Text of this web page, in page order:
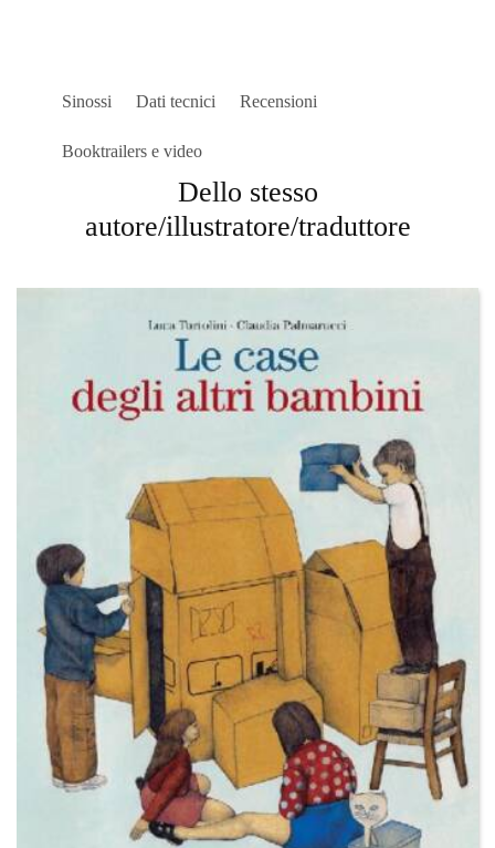
Sinossi Dati tecnici Recensioni
Booktrailers e video
Dello stesso
autore/illustratore/traduttore